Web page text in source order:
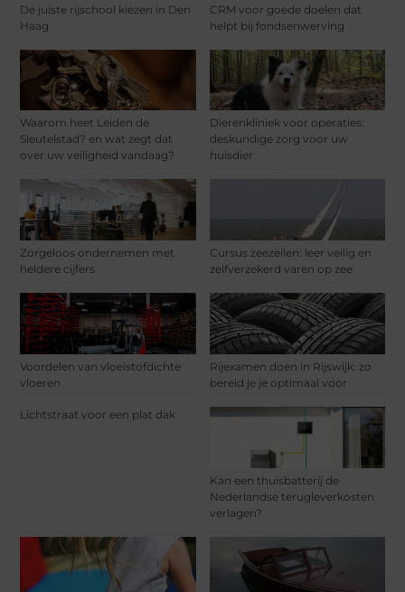
De juiste rijschool kiezen in Den
Haag
CRM voor goede doelen dat
helpt bij fondsenwerving
Waarom heet Leiden de
Sleutelstad? en wat zegt dat
over uw veiligheid vandaag?
Dierenkliniek voor operaties:
deskundige zorg voor uw
huisdier
Zorgeloos ondernemen met
heldere cijfers
Cursus zeezeilen: leer veilig en
zelfverzekerd varen op zee
Voordelen van vloeistofdichte
vloeren
Rijexamen doen in Rijswijk: zo
bereid je je optimaal voor
Lichtstraat voor een plat dak
Kan een thuisbatterij de
Nederlandse terugleverkosten
verlagen?